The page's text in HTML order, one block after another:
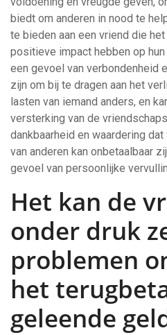
biedt om anderen in nood te
te bieden aan een vriend die
positieve impact hebben op
een gevoel van verbondenheid
zijn om bij te dragen aan het
lasten van iemand anders, en
versterking van de
dankbaarheid en waardering
van anderen kan onbetaalbaar
gevoel van persoonlijke
Het kan de
onder druk
problemen
het
geleende